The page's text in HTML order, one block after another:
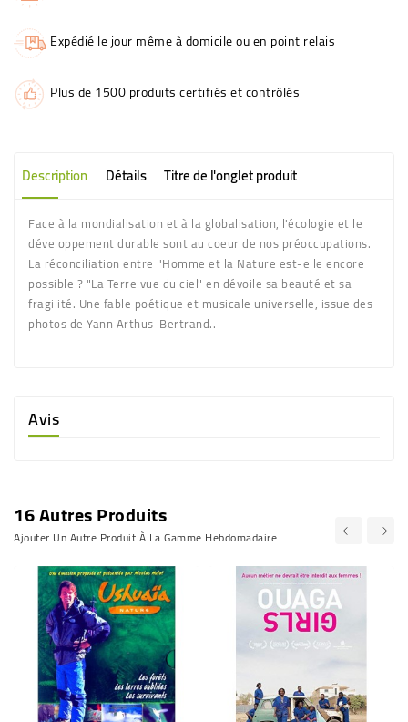
Expédié le jour même à domicile ou en point relais
Plus de 1500 produits certifiés et contrôlés
Description Détails Titre de l'onglet produit
Face à la mondialisation et à la globalisation, l'écologie et le
développement durable sont au coeur de nos préoccupations.
La réconciliation entre l'Homme et la Nature est-elle encore
possible ? "La Terre vue du ciel" en dévoile sa beauté et sa
fragilité. Une fable poétique et musicale universelle, issue des
photos de Yann Arthus-Bertrand..
Avis
16 Autres Produits
Ajouter Un Autre Produit À La Gamme Hebdomadaire